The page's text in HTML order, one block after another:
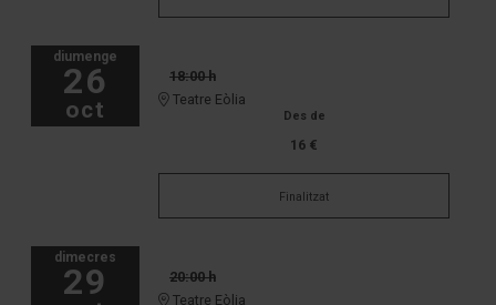
diumenge
26
oct
18:00 h
Teatre Eòlia
Des de
16 €
Finalitzat
dimecres
29
20:00 h
Teatre Eòlia